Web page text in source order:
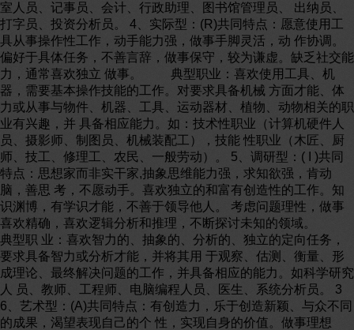
室人员、记事员、会计、行政助理、图书馆管理员、 出纳员、
打字员、投资分析员。 4、实际型：(R)共同特点：愿意使用工
具从事操作性工作，动手能力强，做事手脚灵活，动 作协调。
偏好于具体任务，不善言辞，做事保守，较为谦虚。缺乏社交能
力，通常喜欢独立 做事。 典型职业：喜欢使用工具、机
器，需要基本操作技能的工作。对要求具备机械 方面才能、体
力或从事与物件、机器、工具、运动器材、植物、动物相关的职
业有兴趣，并 具备相应能力。如：技术性职业（计算机硬件人
员、摄影师、制图员、机械装配工），技能 性职业（木匠、厨
师、技工、修理工、农民、一般劳动）。 5、调研型：( I )共同
特点：思想家而非实干家,抽象思维能力强，求知欲强，肯动
脑，善思 考，不愿动手。喜欢独立的和富有创造性的工作。知
识渊博，有学识才能，不善于领导他人。 考虑问题理性，做事
喜欢精确，喜欢逻辑分析和推理，不断探讨未知的领域。
典型职 业：喜欢智力的、抽象的、分析的、独立的定向任务，
要求具备智力或分析才能，并将其用 于观察、估测、衡量、形
成理论、最终解决问题的工作，并具备相应的能力。如科学研究
人 员、教师、工程师、电脑编程人员、医生、系统分析员。 3
6、艺术型：(A)共同特点：有创造力，乐于创造新颖、与众不同
的成果，渴望表现自己的个 性，实现自身的价值。做事理想